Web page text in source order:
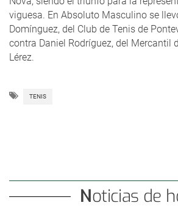
viguesa. En Absoluto Masculino se
Domínguez, del Club de Tenis de
contra Daniel Rodríguez, del Mercantil
Lérez.
TENIS
Noticias de